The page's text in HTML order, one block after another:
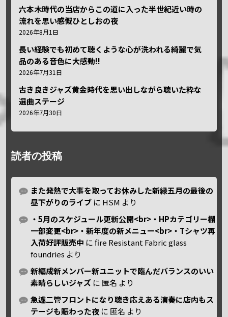
六本木時代の当店からこの道に入った半世紀近い時の
流れを思い感慨ひとしおの夜
2026年8月1日
長い経験でも初めて聴くような心が洗われる綺麗で気
品のある音色に大感動!!
2026年7月31日
古き良きジャズ黄金時代を思い出しながら聴いた粋な
選曲ステージ
2026年7月30日
読者の投稿
また発熱で大事を取ってお休みした新緑五月の最後の
昼下がりのライブ に HSM より
・5月のスケジュール更新公開<br>・HPカテゴリー欄
一部変更<br>・新年度の新メニュー<br>・Tシャツ再
入荷好評販売中 にfire Resistant Fabric glass
foundries より
新編成新メンバー新ユニットで臨んだバランスのいい
素晴らしいジャズ に 匿名 より
急遽二管フロントになり聴き応えある演奏に店内もス
テージも賑わった夜 に 匿名 より